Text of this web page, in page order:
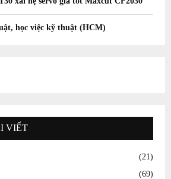
học việc kỹ thuật (HCM)
VIẾT
(21)
(69)